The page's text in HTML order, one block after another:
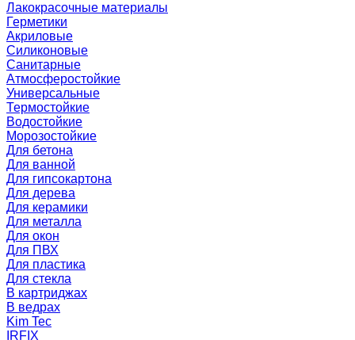
Лакокрасочные материалы
Герметики
Акриловые
Силиконовые
Санитарные
Атмосферостойкие
Универсальные
Термостойкие
Водостойкие
Морозостойкие
Для бетона
Для ванной
Для гипсокартона
Для дерева
Для керамики
Для металла
Для окон
Для ПВХ
Для пластика
Для стекла
В картриджах
В ведрах
Kim Tec
IRFIX